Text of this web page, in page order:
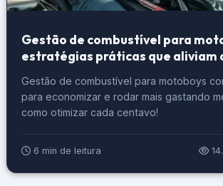
Gestão de combustível para
estratégias práticas que aliviam
Gestão de combustível para motoboys
para economizar e rodar mais gastando
como otimizar cada centavo!
6 min de leitura